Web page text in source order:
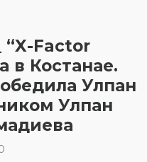
“X-Factor
в Костанае.
Улпан
Улпан